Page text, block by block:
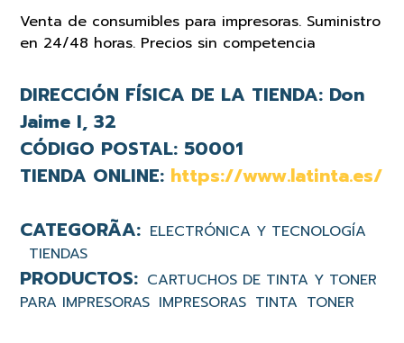
Venta de consumibles para impresoras. Suministro
en 24/48 horas. Precios sin competencia
DIRECCIÓN FÍSICA DE LA TIENDA: Don
Jaime I, 32
CÓDIGO POSTAL: 50001
TIENDA ONLINE: https://www.latinta.es/
ELECTRÓNICA Y TECNOLOGÍA
TIENDAS
CARTUCHOS DE TINTA Y TONER
PARA IMPRESORAS IMPRESORAS TINTA TONER